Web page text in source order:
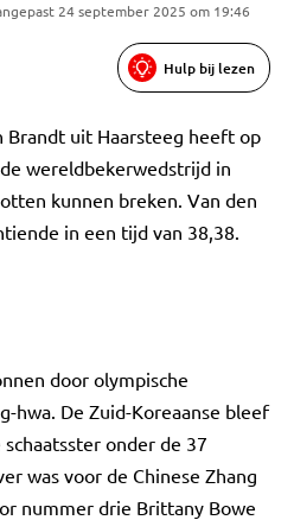
24 september 2025 om 19:46
Hulp bij lezen
Brandt uit Haarsteeg heeft op
wereldbekerwedstrijd in
kunnen breken. Van den
in een tijd van 38,38.
door olympische
hwa. De Zuid-Koreaanse bleef
onder de 37
was voor de Chinese Zhang
nummer drie Brittany Bowe